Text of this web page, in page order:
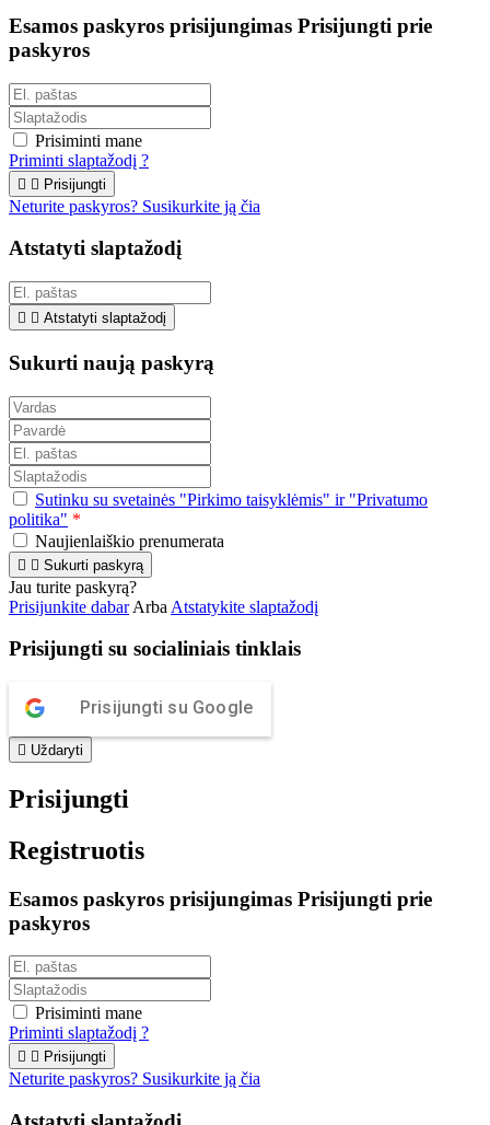
Esamos paskyros prisijungimas Prisijungti prie
paskyros
Prisiminti mane
Priminti slaptažodį ?
  Prisijungti
Neturite paskyros? Susikurkite ją čia
Atstatyti slaptažodį
  Atstatyti slaptažodį
Sukurti naują paskyrą
Sutinku su svetainės "Pirkimo taisyklėmis" ir "Privatumo
politika" *
Naujienlaiškio prenumerata
  Sukurti paskyrą
Jau turite paskyrą?
Prisijunkite dabarArba Atstatykite slaptažodį
Prisijungti su socialiniais tinklais
Prisijungti su Google
 Uždaryti
Prisijungti
Registruotis
Esamos paskyros prisijungimas Prisijungti prie
paskyros
Prisiminti mane
Priminti slaptažodį ?
  Prisijungti
Neturite paskyros? Susikurkite ją čia